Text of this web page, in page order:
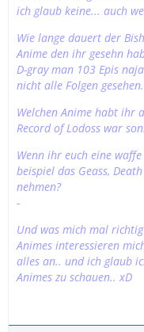
ich glaub keine... auch
Wie lange dauert der
Anime den ihr gesehn
D-gray man 103 Epis
nicht alle Folgen gesehen.
Welchen Anime habt ihr
Record of Lodoss war
Wenn ihr euch eine
beispiel das Geass,
nehmen?
-
Und was mich mal
Animes interessieren
alles an.. und ich glaub
Animes zu schauen.. xD